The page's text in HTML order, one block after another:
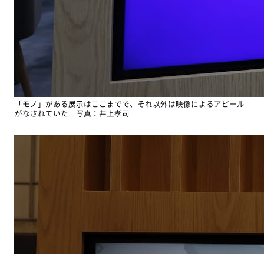
「モノ」がある展示はここまでで、それ以外は映像によるアピール
がなされていた 写真：井上孝司